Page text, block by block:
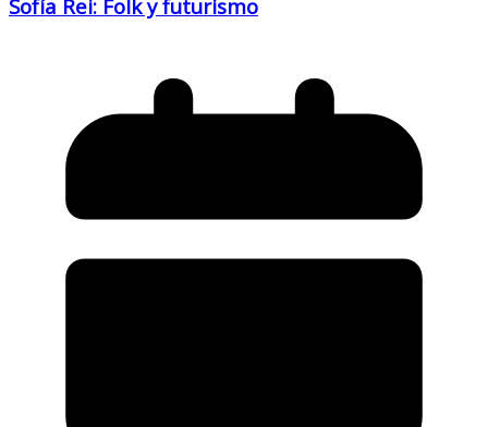
Sofía Rei: Folk y futurismo